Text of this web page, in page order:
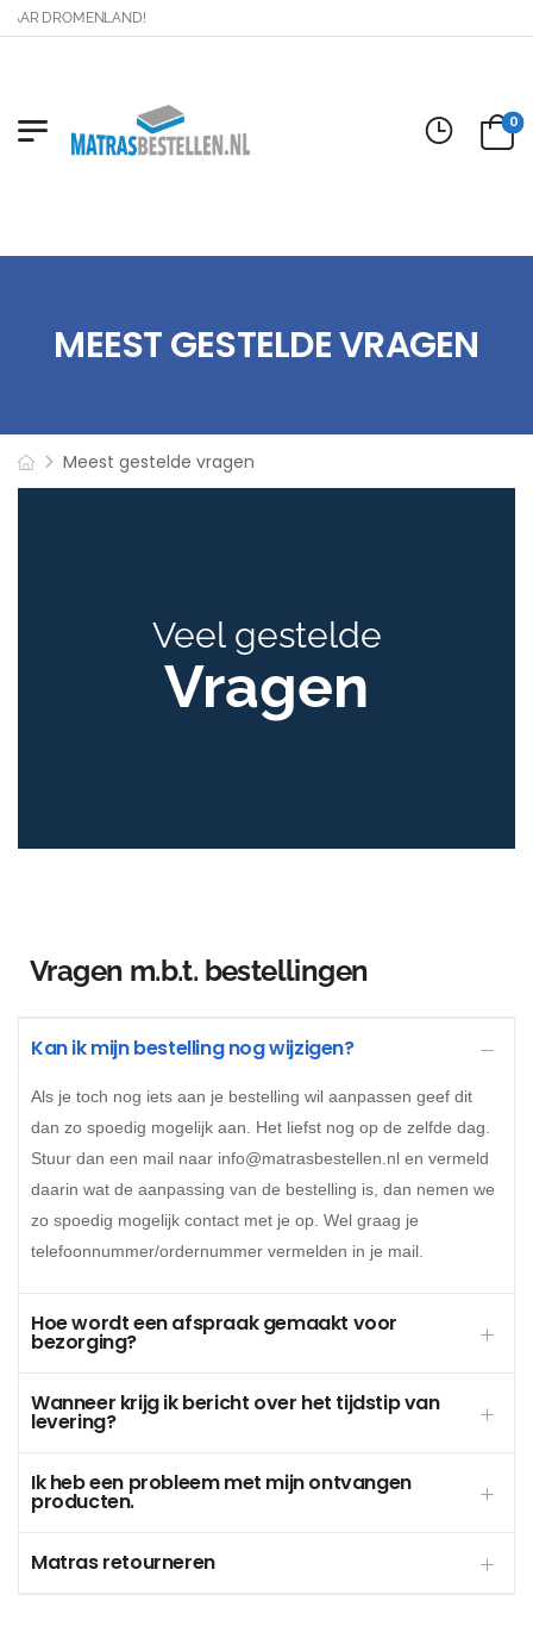
DROMENLAND!
0
MEEST GESTELDE VRAGEN
Meest gestelde vragen
Veel gestelde
Vragen
Vragen m.b.t. bestellingen
Kan ik mijn bestelling nog wijzigen?
Als je toch nog iets aan je bestelling wil aanpassen geef dit
dan zo spoedig mogelijk aan. Het liefst nog op de zelfde dag.
Stuur dan een mail naar info@matrasbestellen.nl en vermeld
daarin wat de aanpassing van de bestelling is, dan nemen we
zo spoedig mogelijk contact met je op. Wel graag je
telefoonnummer/ordernummer vermelden in je mail.
Hoe wordt een afspraak gemaakt voor
bezorging?
Wanneer krijg ik bericht over het tijdstip van
levering?
Ik heb een probleem met mijn ontvangen
producten.
Matras retourneren